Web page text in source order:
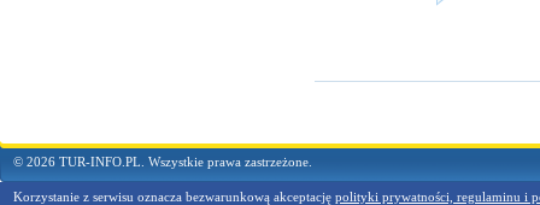
© 2026 TUR-INFO.PL. Wszystkie prawa zastrzeżone.
Korzystanie z serwisu oznacza bezwarunkową akceptację polityki prywatności, regulaminu i